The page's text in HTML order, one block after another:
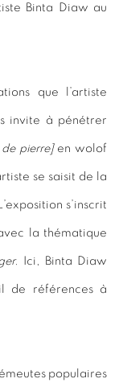
Binta Diaw au
que l’artiste
invite à pénétrer
pierre]en wolof
se saisit de la
s’inscrit
la thématique
Ici, Binta Diaw
de références à
populaires